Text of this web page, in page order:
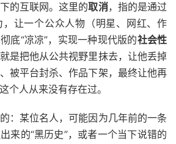
的互联网。这里的取消，指的是通过
，让一个公众人物（明星、网红、作
底“凉凉”，实现一种现代版的社会性
是把他从公共视野里抹去，让他丢掉
被平台封杀、作品下架，最终让他再
个人从来没有存在过。
：某位名人，可能因为几年前的一条
来的“黑历史”，或者一个当下说错的